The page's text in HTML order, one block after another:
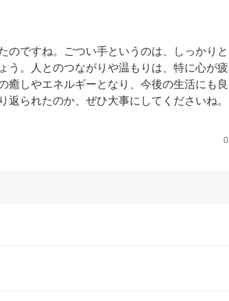
のですね。ごつい手というのは、しっかりと
う。人とのつながりや温もりは、特に心が疲
癒しやエネルギーとなり、今後の生活にも良
られたのか、ぜひ大事にしてくださいね。
0